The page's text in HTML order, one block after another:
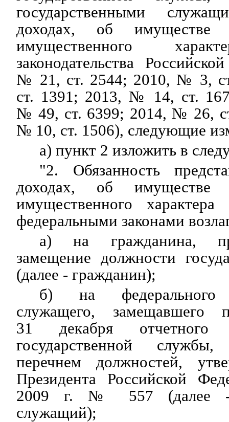
государственными
доходах, об имуществе и
имущественного
законодательства
№ 21, ст. 2544; 2010, № 3,
ст. 1391; 2013, № 14, ст.
№ 49, ст. 6399; 2014, № 26,
№ 10, ст. 1506), следующие
а) пункт 2 изложить в
"2. Обязанность
доходах, об имуществе и
имущественного
федеральными законами
а) на гражданина,
замещение должности
(далее - гражданин);
б) на федерального
служащего, замещавшего
31 декабря отчетного
государственной службы,
перечнем должностей,
Президента Российской
2009 г. № 557 (далее -
служащий);